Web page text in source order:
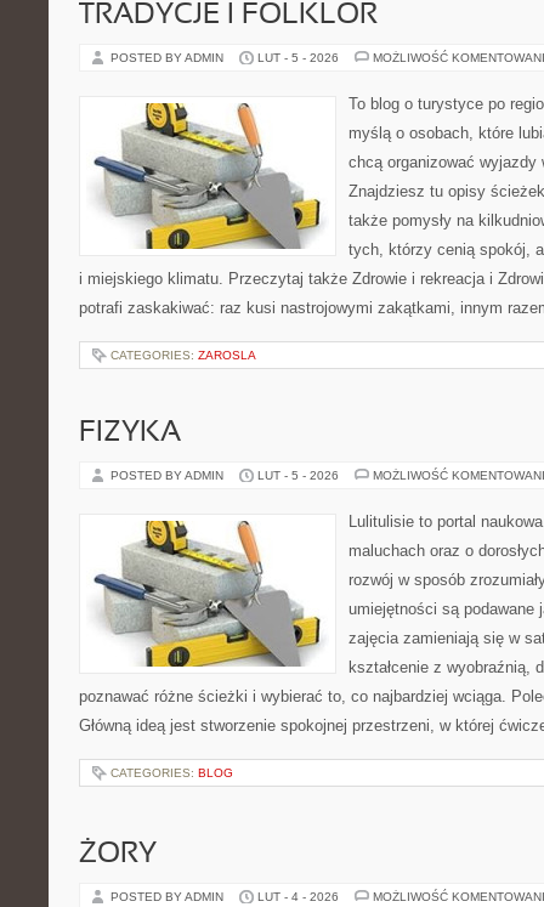
TRADYCJE I FOLKLOR
POSTED BY ADMIN LUT - 5 - 2026 MOŻLIWOŚĆ
To blog o turystyce po
myślą o osobach, które
chcą organizować wyjazdy
Znajdziesz tu opisy
także pomysły na
tych, którzy cenią spokój,
i miejskiego klimatu. Przeczytaj także Zdrowie i rekreacja i
potrafi zaskakiwać: raz kusi nastrojowymi zakątkami, innym
CATEGORIES: ZAROSLA
FIZYKA
POSTED BY ADMIN LUT - 5 - 2026 MOŻLIWOŚĆ
Lulitulisie to portal
maluchach oraz o
rozwój w sposób
umiejętności są podawane
zajęcia zamieniają się w
kształcenie z wyobraźnią,
poznawać różne ścieżki i wybierać to, co najbardziej wciąga.
Główną ideą jest stworzenie spokojnej przestrzeni, w której
CATEGORIES: BLOG
ŻORY
POSTED BY ADMIN LUT - 4 - 2026 MOŻLIWOŚĆ